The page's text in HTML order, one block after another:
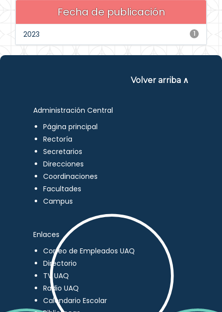
Fecha de publicación
1
2023
Volver arriba ∧
Administración Central
Página principal
Rectoría
Secretarios
Direcciones
Coordinaciones
Facultades
Campus
Enlaces
Correo de Empleados UAQ
Directorio
TV UAQ
Radio UAQ
Calendario Escolar